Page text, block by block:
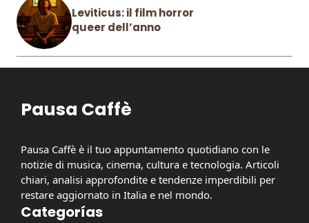
Leviticus: il film horror
queer dell’anno
Pausa Caffè
Pausa Caffè è il tuo appuntamento quotidiano con le
notizie di musica, cinema, cultura e tecnologia. Articoli
chiari, analisi approfondite e tendenze imperdibili per
restare aggiornato in Italia e nel mondo.
Categorías